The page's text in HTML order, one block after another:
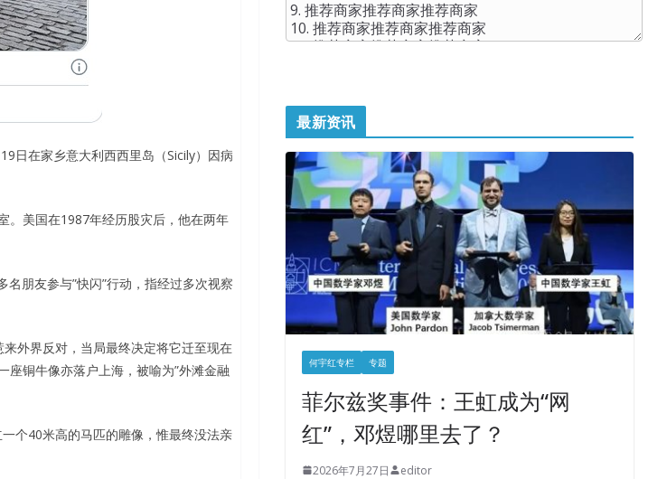
日在家乡意大利西西里岛（Sicily）因病
。美国在1987年经历股灾后，他在两年
朋友参与”快闪”行动，指经过多次视察
外界反对，当局最终决定将它迁至现在
铜牛像亦落户上海，被喻为”外滩金融
个40米高的马匹的雕像，惟最终没法亲
最新资讯
何宇红专栏 专题
菲尔兹奖事件：王虹成为“网
红”，邓煜哪里去了？
2026年7月27日 editor